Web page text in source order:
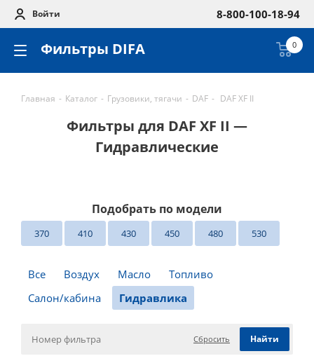
Войти 8-800-100-18-94
Фильтры DIFA 0
Главная - Каталог - Грузовики, тягачи - DAF - DAF XF II
Фильтры для DAF XF II —
Гидравлические
Подобрать по модели
370 410 430 450 480 530
Все Воздух Масло
Топливо
Салон/кабина
Гидравлика
Сбросить